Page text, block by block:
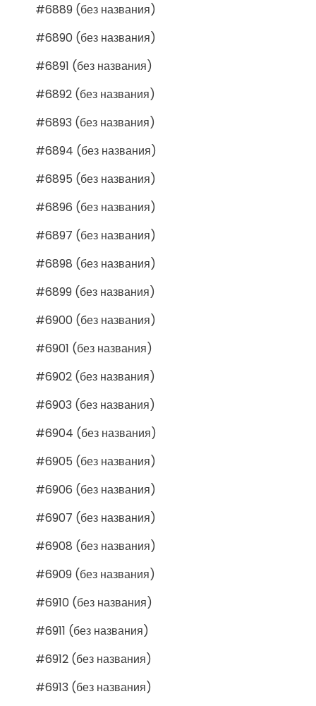
#6889 (без названия)
#6890 (без названия)
#6891 (без названия)
#6892 (без названия)
#6893 (без названия)
#6894 (без названия)
#6895 (без названия)
#6896 (без названия)
#6897 (без названия)
#6898 (без названия)
#6899 (без названия)
#6900 (без названия)
#6901 (без названия)
#6902 (без названия)
#6903 (без названия)
#6904 (без названия)
#6905 (без названия)
#6906 (без названия)
#6907 (без названия)
#6908 (без названия)
#6909 (без названия)
#6910 (без названия)
#6911 (без названия)
#6912 (без названия)
#6913 (без названия)